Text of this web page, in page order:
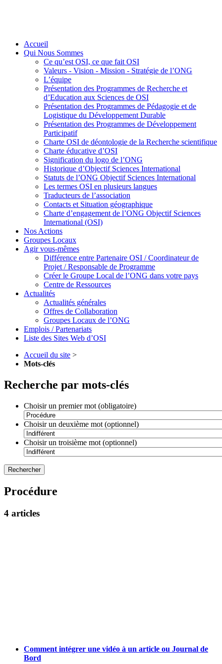
Accueil
Qui Nous Sommes
Ce qu’est OSI, ce que fait OSI
Valeurs - Vision - Mission - Stratégie de l’ONG
L’équipe
Présentation des Programmes de Recherche et
d’Education aux Sciences de OSI
Présentation des Programmes de Pédagogie et de
Logistique du Développement Durable
Présentation des Programmes de Développement
Participatif
Charte OSI de déontologie de la Recherche scientifique
Charte éducative d’OSI
Signification du logo de l’ONG
Historique d’Objectif Sciences International
Statuts de l’ONG Objectif Sciences International
Les termes OSI en plusieurs langues
Traducteurs de l’association
Contacts et Situation géographique
Charte d’engagement de l’ONG Objectif Sciences
International (OSI)
Nos Actions
Groupes Locaux
Agir vous-mêmes
Différence entre Partenaire OSI / Coordinateur de
Projet / Responsable de Programme
Créer le Groupe Local de l’ONG dans votre pays
Centre de Ressources
Actualités
Actualités générales
Offres de Collaboration
Groupes Locaux de l’ONG
Emplois / Partenariats
Liste des Sites Web d’OSI
Accueil du site >
Mots-clés
Recherche par mots-clés
Choisir un premier mot (obligatoire)
Choisir un deuxième mot (optionnel)
Choisir un troisième mot (optionnel)
Procédure
4 articles
Comment intégrer une vidéo à un article ou Journal de
Bord